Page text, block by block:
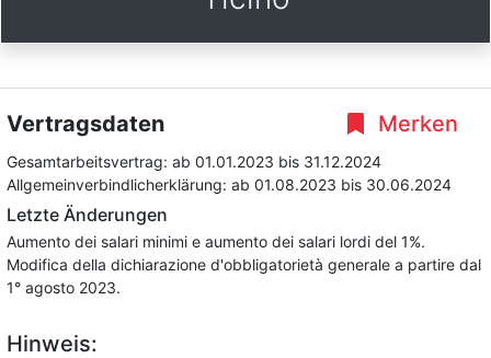
Merken
Vertragsdaten
Gesamtarbeitsvertrag: ab 01.01.2023 bis 31.12.2024
Allgemeinverbindlicherklärung: ab 01.08.2023 bis 30.06.2024
Letzte Änderungen
Aumento dei salari minimi e aumento dei salari lordi del 1%.
Modifica della dichiarazione d'obbligatorietà generale a partire dal
1° agosto 2023.
Hinweis: